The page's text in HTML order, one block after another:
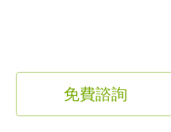
免費諮詢